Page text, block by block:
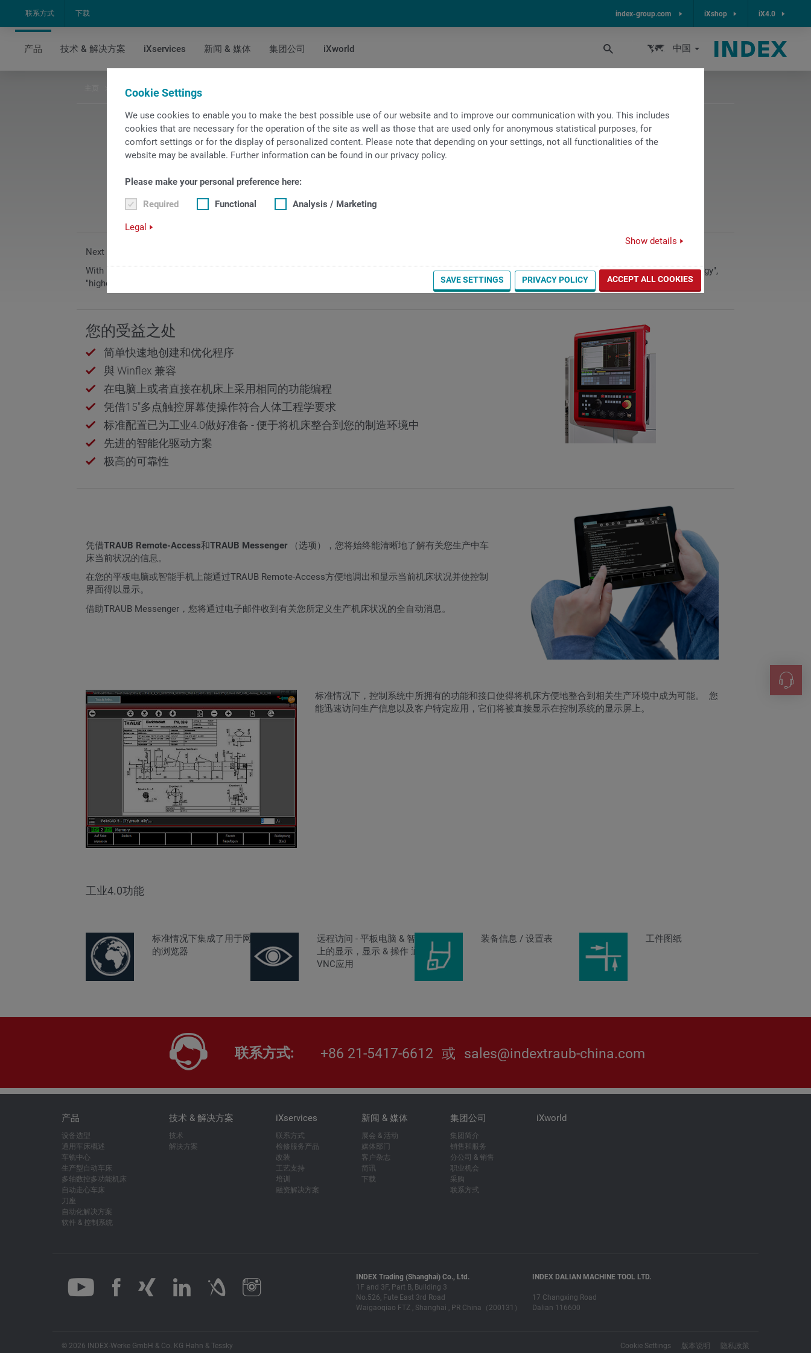
Cookie Settings
We use cookies to enable you to make the best possible use of our website and to improve our communication with you. This includes
cookies that are necessary for the operation of the site as well as those that are used only for anonymous statistical purposes, for
comfort settings or for the display of personalized content. Please note that depending on your settings, not all functionalities of the
website may be available. Further information can be found in our privacy policy.
Please make your personal preference here:
Required Functional Analysis / Marketing
Legal
Show details
SAVE SETTINGS PRIVACY POLICY ACCEPT ALL COOKIES
联系方式 下载 index-group.com iXshop iX4.0
产品 技术 & 解决方案 iXservices 新闻 & 媒体 集团公司 iXworld 中国
联系方
产品 软件 & 控制系统
全新控制系统TX8i-s V8 - 工业4.0的最佳装备
操作简单，具有最大程度的编程灵活性和绝对的流程可靠性
Next generation high-end product lines.
With its CNC technology, MITSUBISHI offers users worldwide product quality of the highest level, based on the 3 pillars "most innovative control technology",
"highest quality and availability" and "best networkability".
您的受益之处
简单快速地创建和优化程序
與 Winflex 兼容
在电脑上或者直接在机床上采用相同的功能编程
凭借15"多点触控屏幕使操作符合人体工程学要求
标准配置已为工业4.0做好准备 - 便于将机床整合到您的制造环境中
先进的智能化驱动方案
极高的可靠性
凭借TRAUB Remote-Access和TRAUB Messenger （选项）
，您将始终能清晰地了解有关您生产中车
床当前状况的信息。
在您的平板电脑或智能手机上能通过TRAUB Remote-Access方便地调出和显示当前机床状况并使控制
界面得以显示。
借助TRAUB Messenger，您将通过电子邮件收到有关您所定义生产机床状况的全自动消息。
标准情况下，控制系统中所拥有的功能和接口使得将机床方便地整合到相关生产环境中成为可能。 您
能迅速访问生产信息以及客户特定应用，它们将被直接显示在控制系统的显示屏上。
工业4.0功能
标准情况下集成了用于网络应用
的浏览器
远程访问 - 平板电脑 & 智能手机
上的显示，显示 & 操作 通过
VNC应用
装备信息 / 设置表 工件图纸
联系方式 +86 21-5417-6612 或 sales@indextraub-china.com
产品
设备选型
通用车床概述
车铣中心
生产型自动车床
多轴数控多功能机床
自动走心车床
刀座
自动化解决方案
软件 & 控制系统
技术 & 解决方案
技术
解决方案
iXservices
联系方式
检修服务产品
改装
工艺支持
培训
融资解决方案
新闻 & 媒体
展会 & 活动
媒体部门
客户杂志
简讯
下载
集团公司
集团简介
销售和服务
分公司 & 销售
职业机会
采购
联系方式
iXworld
INDEX Trading (Shanghai) Co., Ltd.
1F and 3F, Part B, Building 3
No.526, Fute East 3rd Road
Waigaoqiao FTZ , Shanghai , PR China（200131）
INDEX DALIAN MACHINE TOOL LTD.
17 Changxing Road
Dalian 116600
Cookie Settings 版本说明 隐私政策
© 2026 INDEX-Werke GmbH & Co. KG Hahn & Tessky